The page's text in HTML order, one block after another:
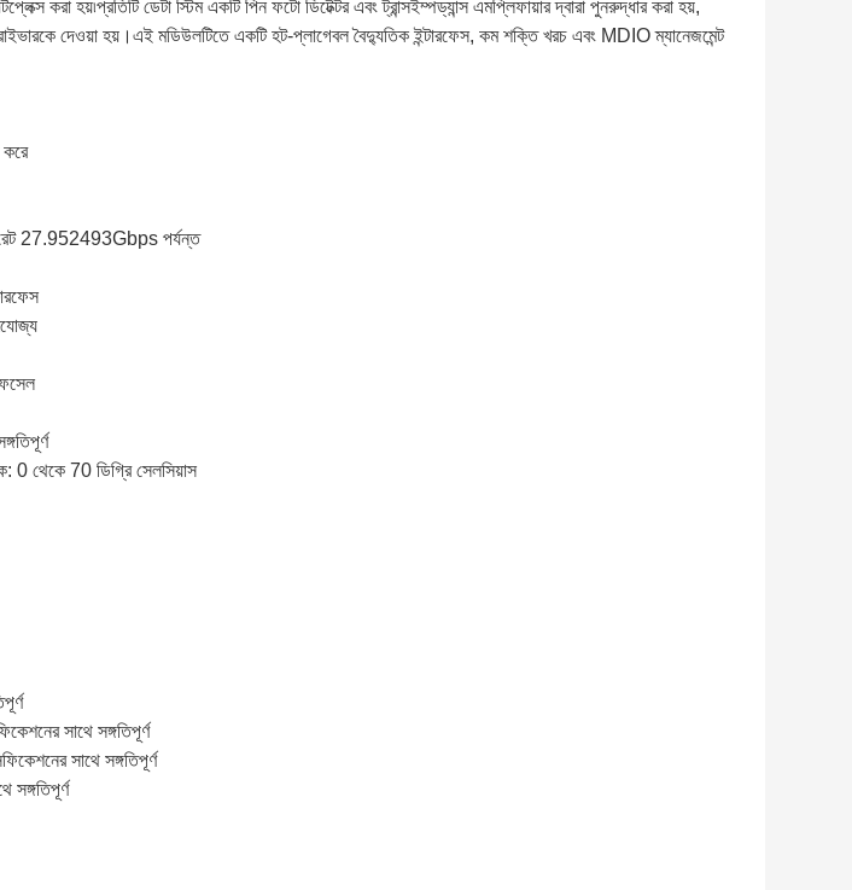
করা হয়৷প্রতিটি ডেটা স্টিম একটি পিন ফটো ডিটেক্টর এবং ট্রান্সইম্পড্যান্স এমপ্লিফায়ার দ্বারা পুনরুদ্ধার করা হয়,
দেওয়া হয়।এই মডিউলটিতে একটি হট-প্লাগেবল বৈদ্যুতিক ইন্টারফেস, কম শক্তি খরচ এবং MDIO ম্যানেজমেন্ট
রেট 27.952493Gbps পর্যন্ত
0 থেকে 70 ডিগ্রি সেলসিয়াস
সাথে সঙ্গতিপূর্ণ
সাথে সঙ্গতিপূর্ণ